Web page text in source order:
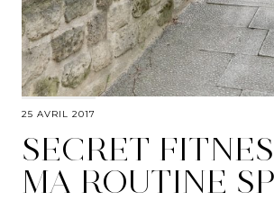
25 AVRIL 2017
SECRET
MA ROUTINE